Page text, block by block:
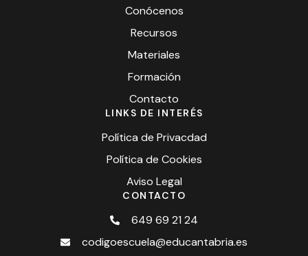
Conócenos
Recursos
Materiales
Formación
Contacto
LINKS DE INTERÉS
Política de Privacdad
Política de Cookies
Aviso Legal
CONTACTO
649 69 21 24
codigoescuela@educantabria.es